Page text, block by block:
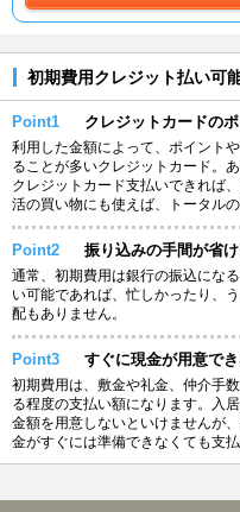
初期費用クレジット払い可
Point1 クレジットカードの
利用した金額によって、ポイント
ることが多いクレジットカード。
クレジットカード支払いできれば
活の買い物にも使えば、トータル
Point2 振り込みの手間が省け
通常、初期費用は銀行の振込にな
い可能であれば、忙しかったり、
配もありません。
Point3 すぐに現金が用意で
初期費用は、敷金や礼金、仲介手
る程度の支払い額になります。入
金額を用意しないといけませんが
金がすぐには準備できなくても支